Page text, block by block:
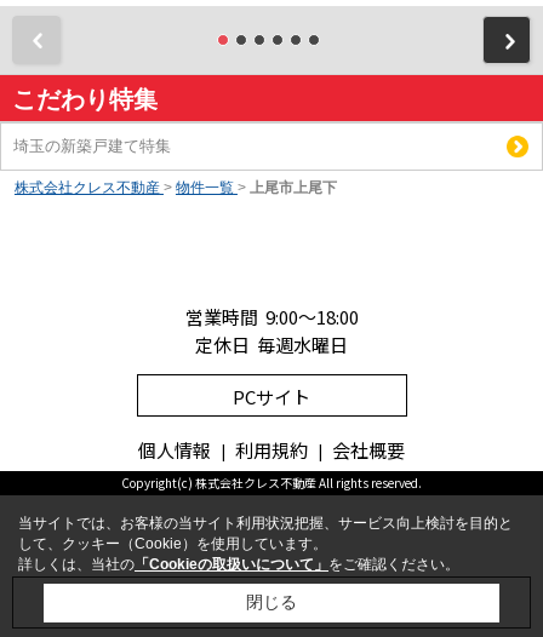
こだわり特集
埼玉の新築戸建て特集
株式会社クレス不動産 > 物件一覧 > 上尾市上尾下
営業時間 9:00～18:00
定休日 毎週水曜日
PCサイト
個人情報 利用規約 会社概要
Copyright(c) 株式会社クレス不動産 All rights reserved.
当サイトでは、お客様の当サイト利用状況把握、サービス向上検討を目的と
して、クッキー（Cookie）を使用しています。
詳しくは、当社の 「Cookieの取扱いについて」 をご確認ください。
閉じる